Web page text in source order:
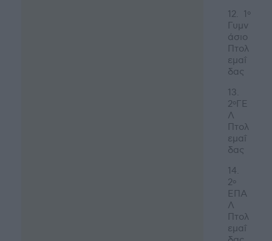
12. 1 ο
Γυμν
άσιο
Πτολ
εμαΐ
δας
13.
2οΓΕ
Λ
Πτολ
εμαΐ
δας
14.
2ο
ΕΠΑ
Λ
Πτολ
εμαΐ